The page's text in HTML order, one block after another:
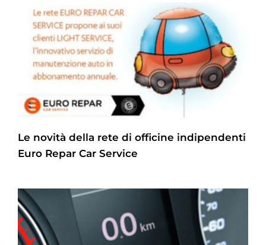
Le novità della rete di officine indipendenti
Euro Repar Car Service